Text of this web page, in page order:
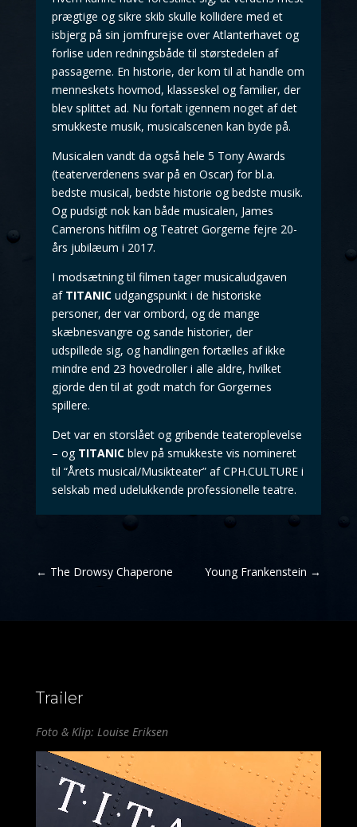
prægtige og sikre skib skulle kollidere med et
isbjerg på sin jomfrurejse over Atlanterhavet og
forlise uden redningsbåde til størstedelen af
passagerne. En historie, der kom til at handle om
menneskets hovmod, klasseskel og familier, der
blev splittet ad. Nu fortalt igennem noget af det
smukkeste musik, musicalscenen kan byde på.
Musicalen vandt da også hele 5 Tony Awards
(teaterverdenens svar på en Oscar) for bl.a.
bedste musical, bedste historie og bedste musik.
Og pudsigt nok kan både musicalen, James
Camerons hitfilm og Teatret Gorgerne fejre 20-
års jubilæum i 2017.
I modsætning til filmen tager musicaludgaven
af TITANICudgangspunkt i de historiske
personer, der var ombord, og de mange
skæbnesvangre og sande historier, der
udspillede sig, og handlingen fortælles af ikke
mindre end 23 hovedroller i alle aldre, hvilket
gjorde den til at godt match for Gorgernes
spillere.
Det var en storslået og gribende teateroplevelse
– og TITANICblev på smukkeste vis nomineret
til “Årets musical/Musikteater” af CPH.CULTURE i
selskab med udelukkende professionelle teatre.
← The Drowsy Chaperone Young Frankenstein →
Trailer
Foto & Klip: Louise Eriksen